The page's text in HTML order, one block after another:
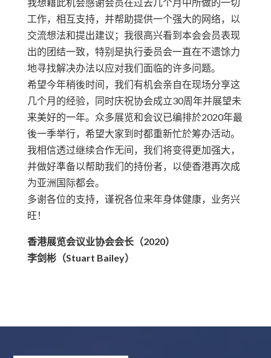
工作，相互支持，并帮助提供一个强大的网络，以
交流想法和提出建议；我很高兴看到本会会员表现
出的团结一致，特别是执行委员会一直在不遗馀力
地寻找解决办法以应对我们面临的许多问题。
希望今年稍後时间，我们有机会亲自在现场分享这
几个月的经验，同时庆祝协会成立30周年并展望未
来美好的一年。众多展览和会议已编排於2020年最
後一季举行，希望大家到时都重新忙於筹办活动。
我相信透过继续合作无间，我们将变得更加强大，
并做好準备以帮助我们的持份者，以使香港再次成
为亚洲国际都会。
多谢各位的支持，谨祝各位来年身体健康，业务兴
旺！
香港展览会议业协会会长（2020）
李剑彬（Stuart Bailey）